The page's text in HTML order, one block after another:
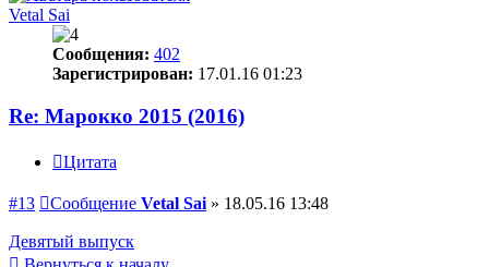
Vetal Sai
Сообщения: 402
Зарегистрирован: 17.01.16 01:23
Re: Марокко 2015 (2016)
Цитата
#13 Сообщение Vetal Sai » 18.05.16 13:48
Девятый выпуск